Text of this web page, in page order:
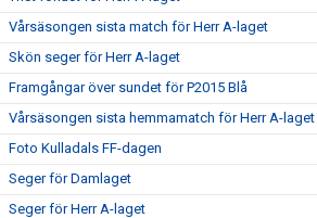
Vårsäsongen sista match för Herr A-laget
Skön seger för Herr A-laget
Framgångar över sundet för P2015 Blå
Vårsäsongen sista hemmamatch för Herr A-laget
Foto Kulladals FF-dagen
Seger för Damlaget
Seger för Herr A-laget